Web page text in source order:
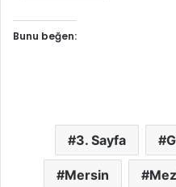
Bunu beğen:
3. Sayfa
Mersin